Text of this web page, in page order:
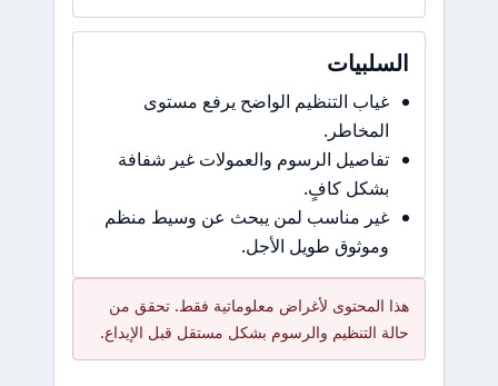
السلبيات
غياب التنظيم الواضح يرفع مستوى
المخاطر.
تفاصيل الرسوم والعمولات غير شفافة
بشكل كافٍ.
غير مناسب لمن يبحث عن وسيط منظم
وموثوق طويل الأجل.
هذا المحتوى لأغراض معلوماتية فقط. تحقق من
حالة التنظيم والرسوم بشكل مستقل قبل الإيداع.